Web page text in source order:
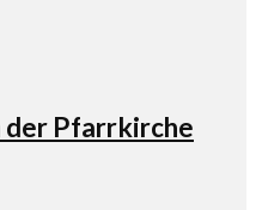
der Pfarrkirche